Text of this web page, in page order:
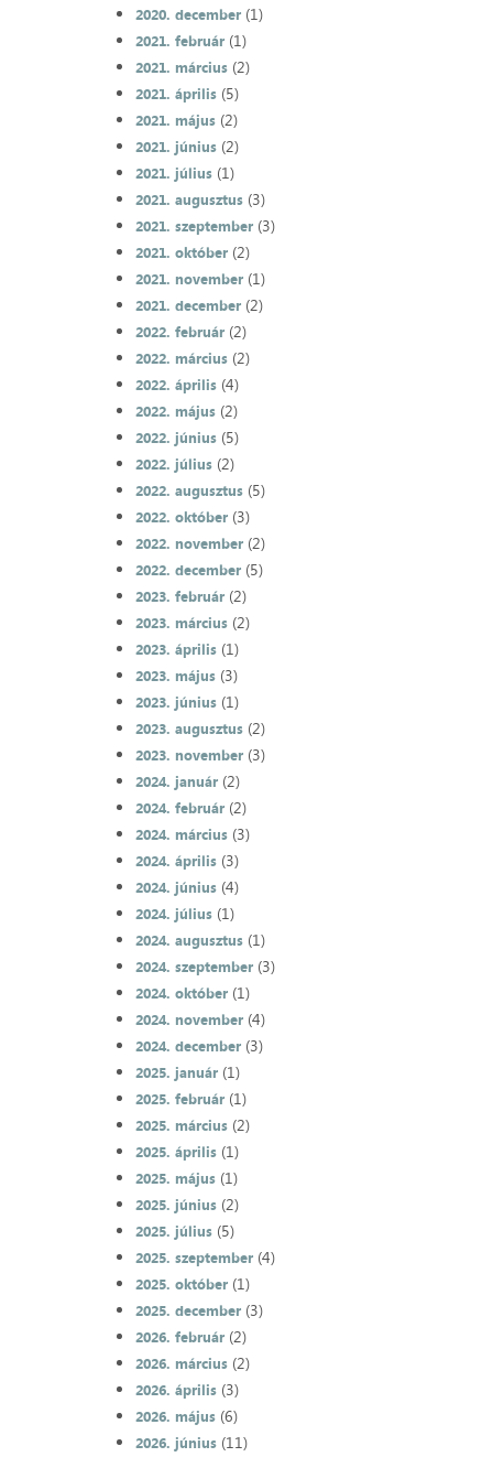
2020. december(1)
2021. február(1)
2021. március(2)
2021. április(5)
2021. május(2)
2021. június(2)
2021. július(1)
2021. augusztus(3)
2021. szeptember(3)
2021. október(2)
2021. november(1)
2021. december(2)
2022. február(2)
2022. március(2)
2022. április(4)
2022. május(2)
2022. június(5)
2022. július(2)
2022. augusztus(5)
2022. október(3)
2022. november(2)
2022. december(5)
2023. február(2)
2023. március(2)
2023. április(1)
2023. május(3)
2023. június(1)
2023. augusztus(2)
2023. november(3)
2024. január(2)
2024. február(2)
2024. március(3)
2024. április(3)
2024. június(4)
2024. július(1)
2024. augusztus(1)
2024. szeptember(3)
2024. október(1)
2024. november(4)
2024. december(3)
2025. január(1)
2025. február(1)
2025. március(2)
2025. április(1)
2025. május(1)
2025. június(2)
2025. július(5)
2025. szeptember(4)
2025. október(1)
2025. december(3)
2026. február(2)
2026. március(2)
2026. április(3)
2026. május(6)
2026. június(11)